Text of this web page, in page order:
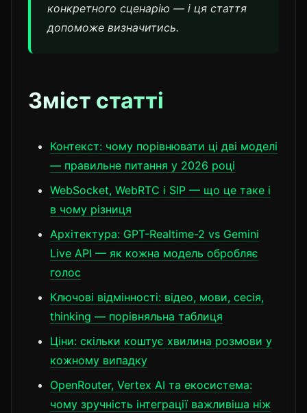
конкретного сценарію — і ця стаття
допоможе визначитись.
Зміст статті
Контекст: чому порівнювати ці дві моделі
— правильне питання у 2026 році
WebSocket, WebRTC і SIP — що це таке і
в чому різниця
Архітектура: GPT-Realtime-2 vs Gemini
Live API — як кожна модель обробляє
голос
Ключові відмінності: відео, мови, сесія,
thinking — порівняльна таблиця
Ціни: скільки коштує хвилина розмови у
кожному випадку
OpenRouter, Vertex AI та екосистема:
чому зручність інтеграції важливіша ніж